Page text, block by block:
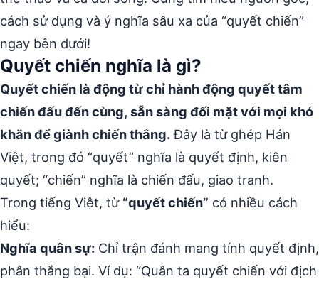
cách sử dụng và ý nghĩa sâu xa của “quyết chiến”
ngay bên dưới!
Quyết chiến nghĩa là gì?
Quyết chiến là động từ chỉ hành động quyết tâm
chiến đấu đến cùng, sẵn sàng đối mặt với mọi khó
khăn để giành chiến thắng.Đây là từ ghép Hán
Việt, trong đó “quyết” nghĩa là quyết định, kiên
quyết; “chiến” nghĩa là chiến đấu, giao tranh.
Trong tiếng Việt, từ “quyết chiến” có nhiều cách
hiểu:
Nghĩa quân sự: Chỉ trận đánh mang tính quyết định,
phân thắng bại. Ví dụ: “Quân ta quyết chiến với địch